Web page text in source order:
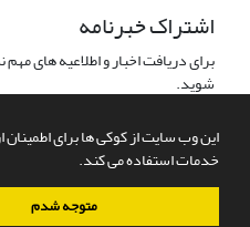
این وب سایت از کوکی ها برای اطمینان
خدمات استفاده می کند.
متوجه شدم
اشتراک خبرنامه
برای دریافت اخبار و اطلاعیه های
شوید.